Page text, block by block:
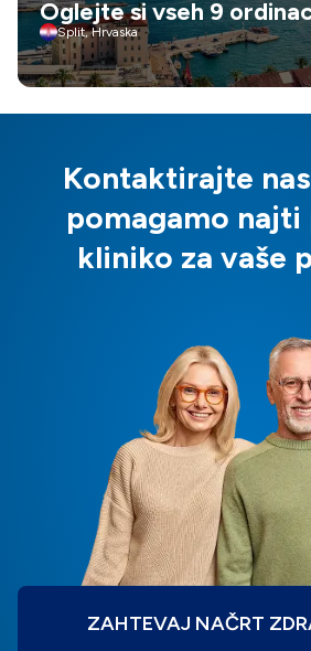
Oglejte si vseh 9
Split, Hrvaska
Kontaktirajte
pomagamo najti
kliniko za vaše
ZAHTEVAJ NAČRT